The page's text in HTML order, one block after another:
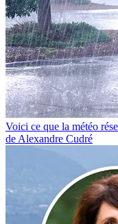
Voici ce que la météo
de Alexandre Cudré